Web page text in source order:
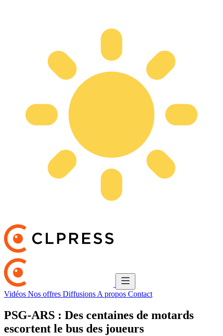
Vidéos Nos offres Diffusions A propos Contact
PSG-ARS : Des centaines de motards
escortent le bus des joueurs